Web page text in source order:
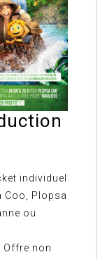
individuel
Coo, Plopsa
ou
Offre non